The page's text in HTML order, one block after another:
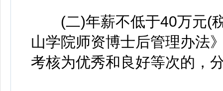
(二)年薪不低于40万元(税
山学院师资博士后管理办法
考核为优秀和良好等次的，